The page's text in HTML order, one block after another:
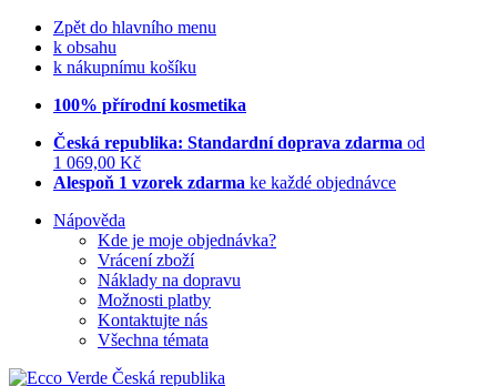
Zpět do hlavního menu
k obsahu
k nákupnímu košíku
100% přírodní kosmetika
Česká republika: Standardní doprava zdarma od
1 069,00 Kč
Alespoň 1 vzorek zdarma ke každé objednávce
Nápověda
Kde je moje objednávka?
Vrácení zboží
Náklady na dopravu
Možnosti platby
Kontaktujte nás
Všechna témata